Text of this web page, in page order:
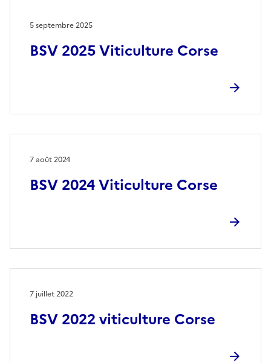
BSV 2025 Viticulture Corse
5 septembre 2025
BSV 2024 Viticulture Corse
7 août 2024
BSV 2022 viticulture Corse
7 juillet 2022